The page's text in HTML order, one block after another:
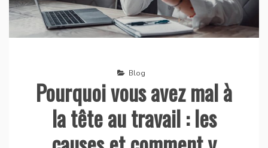
Blog
Pourquoi vous avez mal à
la tête au travail : les